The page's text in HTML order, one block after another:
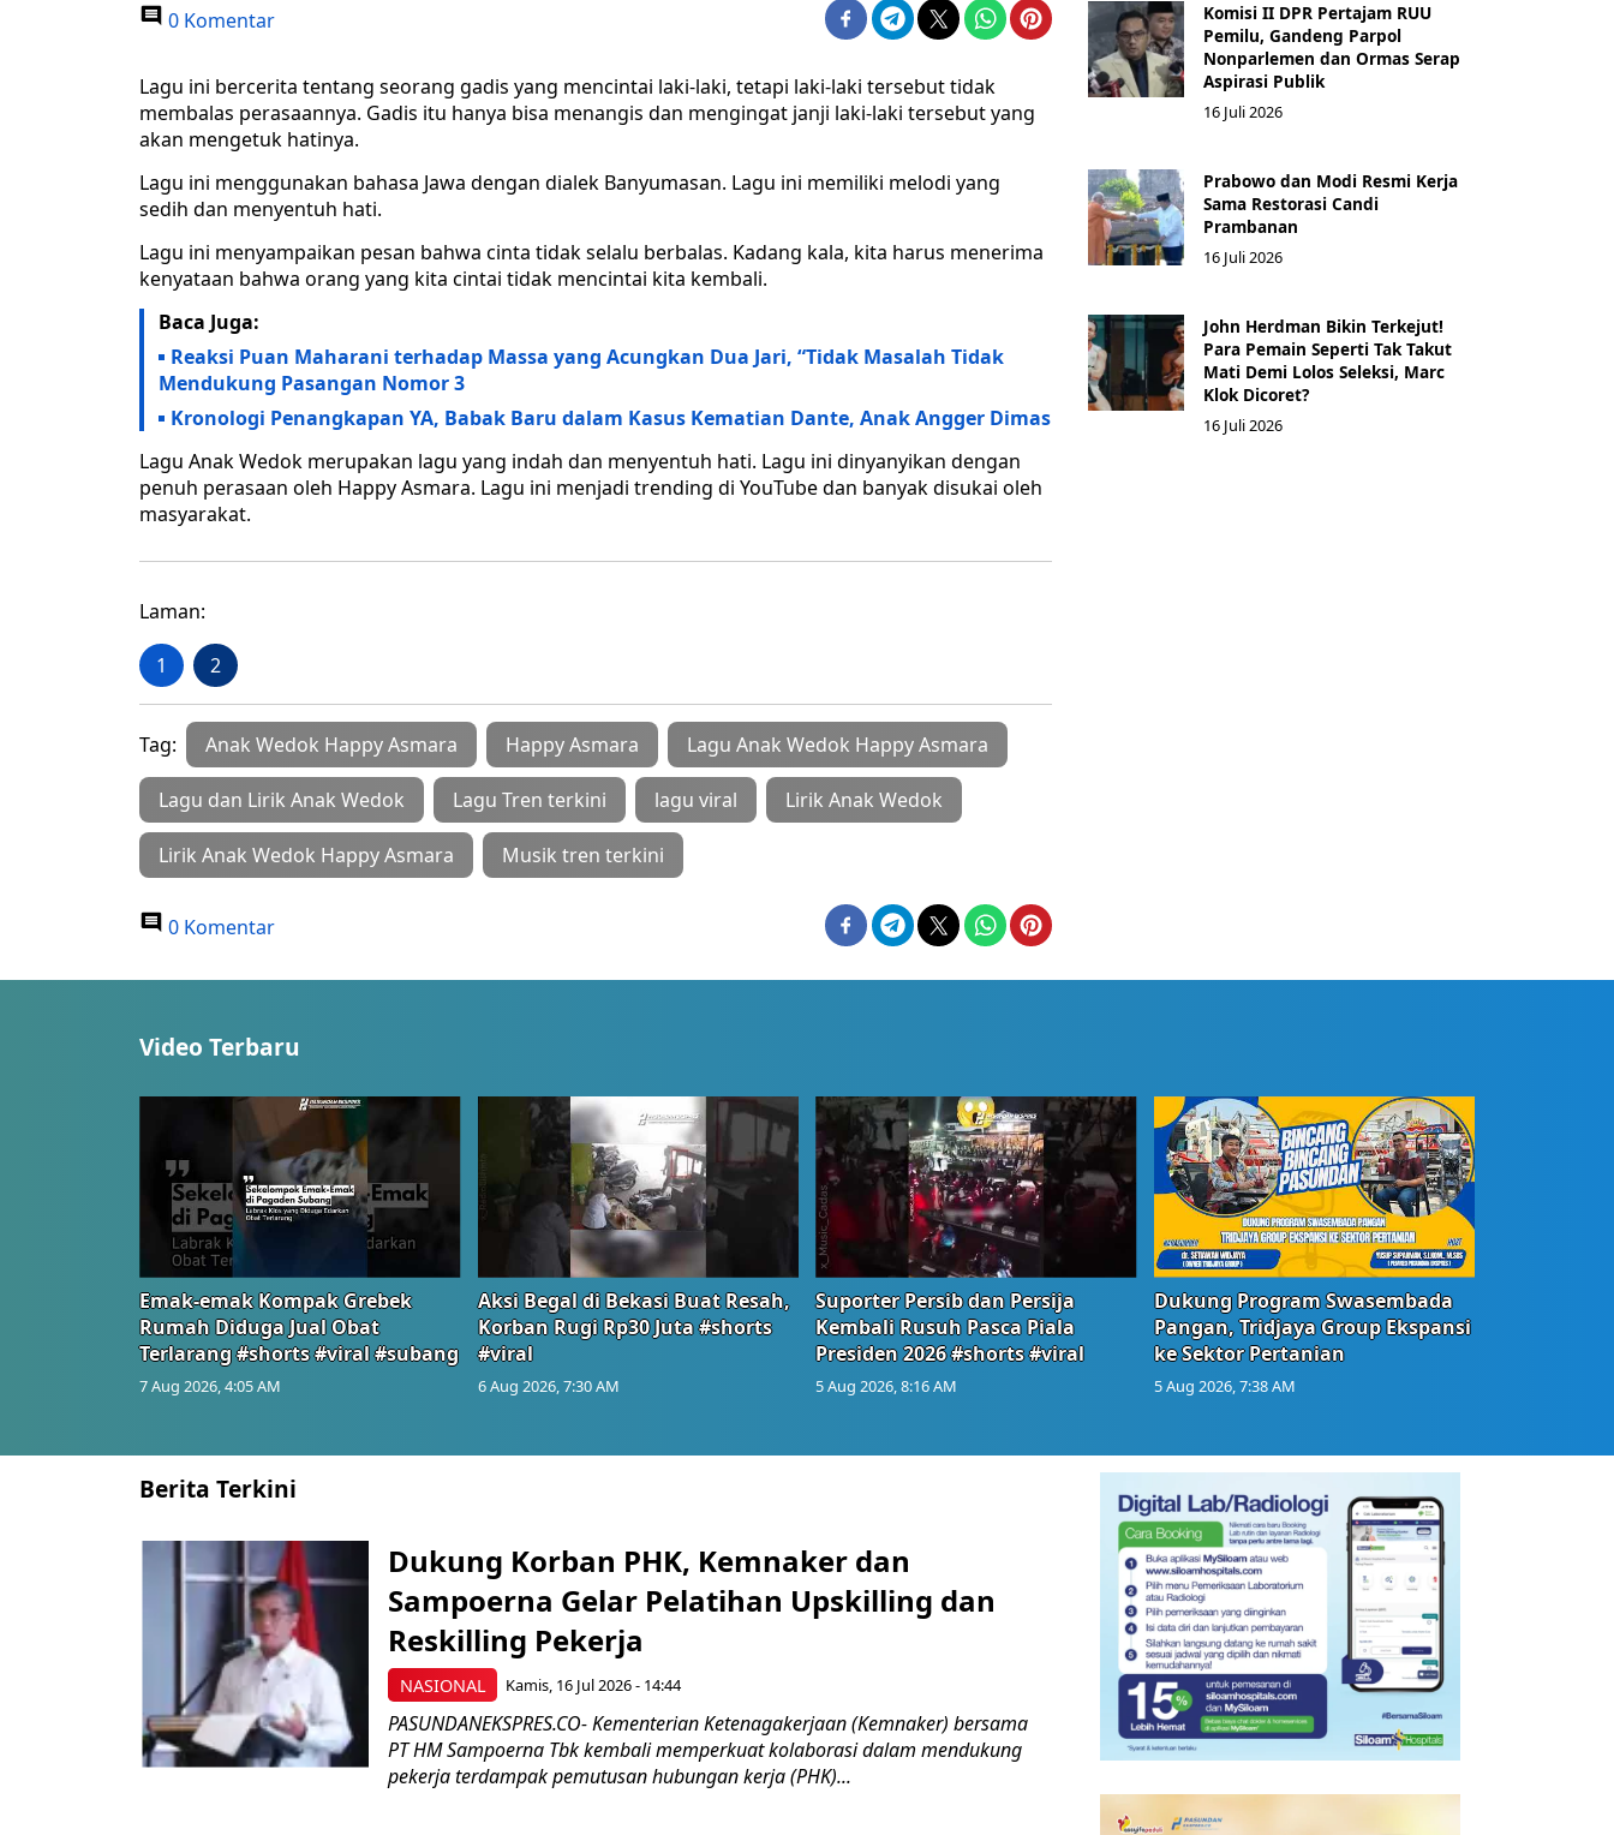
0 Komentar
Lagu ini bercerita tentang seorang gadis yang mencintai laki-laki, tetapi laki-laki tersebut tidak
membalas perasaannya. Gadis itu hanya bisa menangis dan mengingat janji laki-laki tersebut yang
akan mengetuk hatinya.
Lagu ini menggunakan bahasa Jawa dengan dialek Banyumasan. Lagu ini memiliki melodi yang
sedih dan menyentuh hati.
Lagu ini menyampaikan pesan bahwa cinta tidak selalu berbalas. Kadang kala, kita harus menerima
kenyataan bahwa orang yang kita cintai tidak mencintai kita kembali.
Baca Juga:
Reaksi Puan Maharani terhadap Massa yang Acungkan Dua Jari, “Tidak Masalah Tidak
Mendukung Pasangan Nomor 3
Kronologi Penangkapan YA, Babak Baru dalam Kasus Kematian Dante, Anak Angger Dimas
Lagu Anak Wedok merupakan lagu yang indah dan menyentuh hati. Lagu ini dinyanyikan dengan
penuh perasaan oleh Happy Asmara. Lagu ini menjadi trending di YouTube dan banyak disukai oleh
masyarakat.
Laman:
1 2
Tag: Anak Wedok Happy Asmara Happy Asmara Lagu Anak Wedok Happy Asmara
Lagu dan Lirik Anak Wedok Lagu Tren terkini lagu viral Lirik Anak Wedok
Lirik Anak Wedok Happy Asmara Musik tren terkini
0 Komentar
Komisi II DPR Pertajam RUU
Pemilu, Gandeng Parpol
Nonparlemen dan Ormas Serap
Aspirasi Publik
16 Juli 2026
Prabowo dan Modi Resmi Kerja
Sama Restorasi Candi
Prambanan
16 Juli 2026
John Herdman Bikin Terkejut!
Para Pemain Seperti Tak Takut
Mati Demi Lolos Seleksi, Marc
Klok Dicoret?
16 Juli 2026
Video Terbaru
Emak-emak Kompak Grebek
Rumah Diduga Jual Obat
Terlarang #shorts #viral #subang
7 Aug 2026, 4:05 AM
Aksi Begal di Bekasi Buat Resah,
Korban Rugi Rp30 Juta #shorts
#viral
6 Aug 2026, 7:30 AM
Suporter Persib dan Persija
Kembali Rusuh Pasca Piala
Presiden 2026 #shorts #viral
5 Aug 2026, 8:16 AM
Dukung Program Swasembada
Pangan, Tridjaya Group Ekspansi
ke Sektor Pertanian
5 Aug 2026, 7:38 AM
Berita Terkini
NASIONAL
Dukung Korban PHK, Kemnaker dan
Sampoerna Gelar Pelatihan Upskilling dan
Reskilling Pekerja
Kamis, 16 Jul 2026 - 14:44
PASUNDANEKSPRES.CO- Kementerian Ketenagakerjaan (Kemnaker) bersama
PT HM Sampoerna Tbk kembali memperkuat kolaborasi dalam mendukung
pekerja terdampak pemutusan hubungan kerja (PHK)...